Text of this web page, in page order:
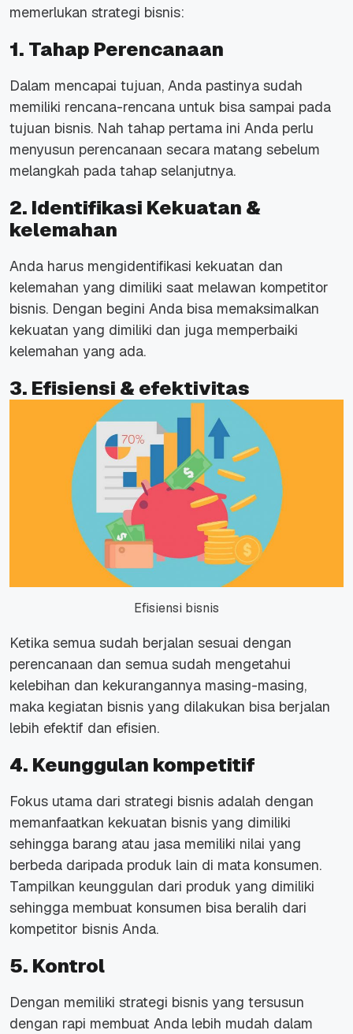
memerlukan strategi bisnis:
1. Tahap Perencanaan
Dalam mencapai tujuan, Anda pastinya sudah
memiliki rencana-rencana untuk bisa sampai pada
tujuan bisnis. Nah tahap pertama ini Anda perlu
menyusun perencanaan secara matang sebelum
melangkah pada tahap selanjutnya.
2. Identifikasi Kekuatan &
kelemahan
Anda harus mengidentifikasi kekuatan dan
kelemahan yang dimiliki saat melawan kompetitor
bisnis. Dengan begini Anda bisa memaksimalkan
kekuatan yang dimiliki dan juga memperbaiki
kelemahan yang ada.
3. Efisiensi & efektivitas
Efisiensi bisnis
Ketika semua sudah berjalan sesuai dengan
perencanaan dan semua sudah mengetahui
kelebihan dan kekurangannya masing-masing,
maka kegiatan bisnis yang dilakukan bisa berjalan
lebih efektif dan efisien.
4. Keunggulan kompetitif
Fokus utama dari strategi bisnis adalah dengan
memanfaatkan kekuatan bisnis yang dimiliki
sehingga barang atau jasa memiliki nilai yang
berbeda daripada produk lain di mata konsumen.
Tampilkan keunggulan dari produk yang dimiliki
sehingga membuat konsumen bisa beralih dari
kompetitor bisnis Anda.
5. Kontrol
Dengan memiliki strategi bisnis yang tersusun
dengan rapi membuat Anda lebih mudah dalam